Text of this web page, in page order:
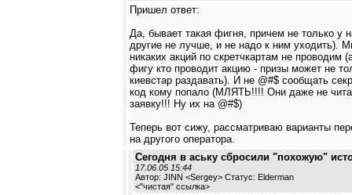
Пришел ответ:
Да, бывает такая фигня, причем не только у
другие не лучше, и не надо к ним уходить).
никаких акций по скретчкартам не проводим
фигу кто проводит акцию - призы может не
киевстар раздавать). И не @#$ сообщать
код кому попало (МЛЯТЬ!!!! Они даже не
заявку!!! Ну их на @#$)
Теперь вот сижу, рассматриваю варианты
на другого оператора.
Сегодня в аську сбросили "похожую"
17.06.05 15:44
Автор: JINN <Sergey> Статус: Elderman
<"чистая" ссылка>